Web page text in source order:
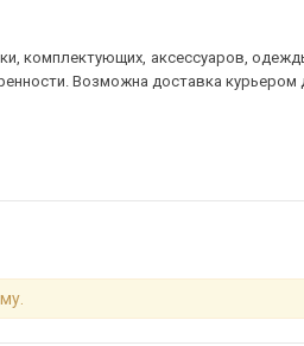
комплектующих, аксессуаров,
Возможна доставка курьером